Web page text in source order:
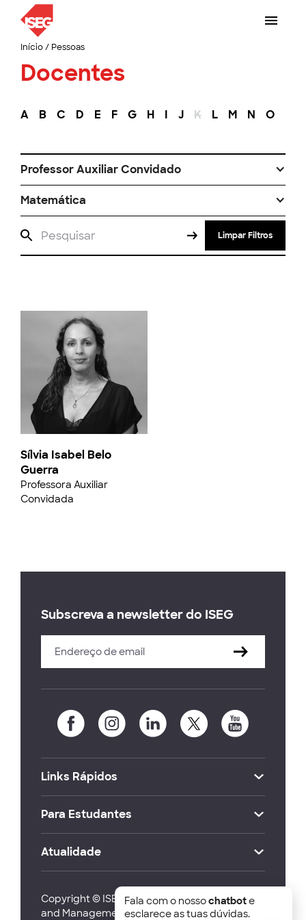
Início/ Pessoas
Docentes
A B C D E F G H I J K L M N O
Professor Auxiliar Convidado
Matemática
Limpar Filtros
Sílvia Isabel Belo
Guerra
Professora Auxiliar
Convidada
Subscreva a newsletter do ISEG
Links Rápidos
Para Estudantes
Atualidade
Copyright © ISEG Lisbon School of Economics
and Management 2026
Fala com o nossochatbote
esclarece as tuas dúvidas.